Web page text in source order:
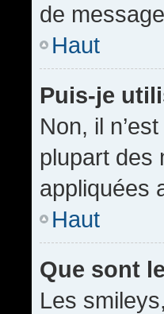
de
Haut
Puis-je
Non, il
plupart des
appliquées
Haut
Que sont
Les